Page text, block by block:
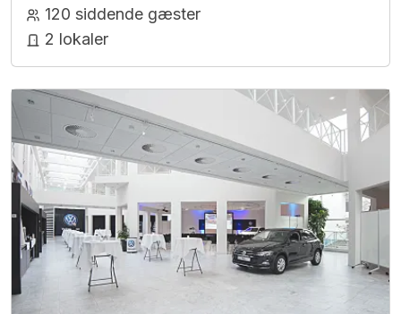
120 siddende gæster
2 lokaler